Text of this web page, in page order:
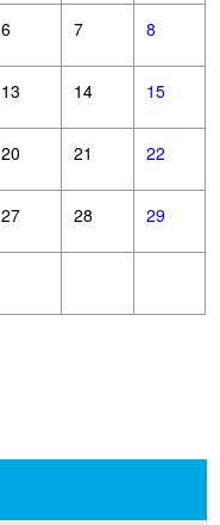
6 7 8
13 14 15
20 21 22
27 28 29